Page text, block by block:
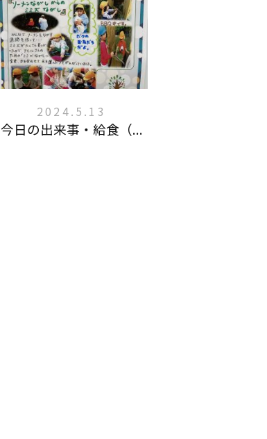
2024.5.13
今日の出来事・給食（...